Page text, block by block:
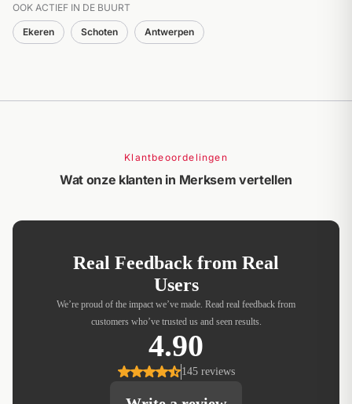
OOK ACTIEF IN DE BUURT
Ekeren Schoten Antwerpen
Klantbeoordelingen
Wat onze klanten in Merksem vertellen